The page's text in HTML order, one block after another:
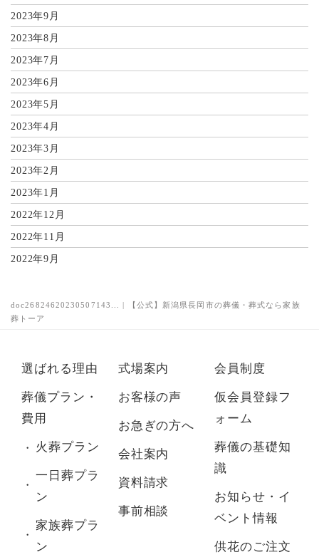
doc26824620230507143... | 【公式】新潟県長岡市の葬儀・葬式なら家族
葬トーア
2023年9月
2023年8月
2023年7月
2023年6月
2023年5月
2023年4月
2023年3月
2023年2月
2023年1月
2022年12月
2022年11月
2022年9月
選ばれる理由
葬儀プラン・
費用
火葬プラン
一日葬プラ
ン
家族葬プラ
ン
式場案内
お客様の声
お急ぎの方へ
会社案内
資料請求
事前相談
会員制度
仮会員登録フ
ォーム
葬儀の基礎知
識
お知らせ・イ
ベント情報
供花のご注文